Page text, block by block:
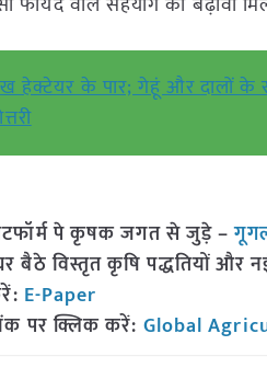
के पार; गेहूं और दालों के
पे कृषक जगत से जुड़े –
बैठे विस्तृत कृषि पद्धतियों और
E-Paper
पर क्लिक करें: Global